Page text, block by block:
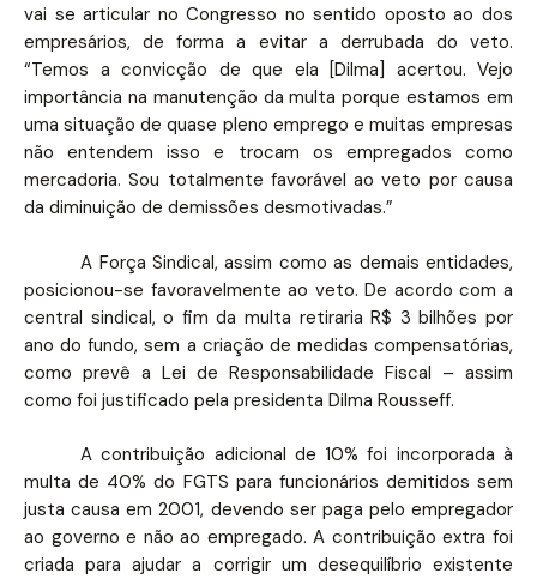
vai se articular no Congresso no sentido oposto ao dos
empresários, de forma a evitar a derrubada do veto.
“Temos a convicção de que ela [Dilma] acertou. Vejo
importância na manutenção da multa porque estamos em
uma situação de quase pleno emprego e muitas empresas
não entendem isso e trocam os empregados como
mercadoria. Sou totalmente favorável ao veto por causa
da diminuição de demissões desmotivadas.”
A Força Sindical, assim como as demais entidades,
posicionou-se favoravelmente ao veto. De acordo com a
central sindical, o fim da multa retiraria R$ 3 bilhões por
ano do fundo, sem a criação de medidas compensatórias,
como prevê a Lei de Responsabilidade Fiscal – assim
como foi justificado pela presidenta Dilma Rousseff.
A contribuição adicional de 10% foi incorporada à
multa de 40% do FGTS para funcionários demitidos sem
justa causa em 2001, devendo ser paga pelo empregador
ao governo e não ao empregado. A contribuição extra foi
criada para ajudar a corrigir um desequilíbrio existente